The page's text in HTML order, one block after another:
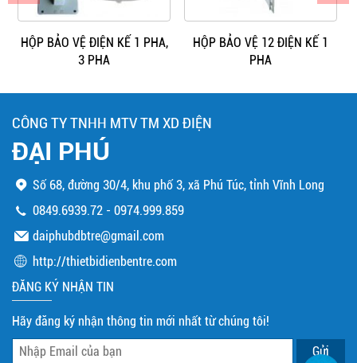
HỘP BẢO VỆ ĐIỆN KẾ 1 PHA,
3 PHA
HỘP BẢO VỆ 12 ĐIỆN KẾ 1
PHA
CÔNG TY TNHH MTV TM XD ĐIỆN
ĐẠI PHÚ
Số 68, đường 30/4, khu phố 3, xã Phú Túc, tỉnh Vĩnh Long
0849.6939.72 -0974.999.859
daiphubdbtre@gmail.com
http://thietbidienbentre.com
ĐĂNG KÝ NHẬN TIN
Hãy đăng ký nhận thông tin mới nhất từ chúng tôi!